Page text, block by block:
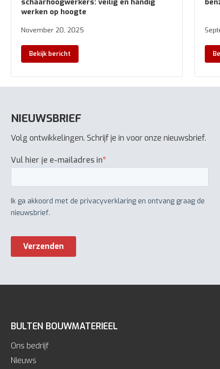
werken op hoogte
November 20, 2025
Bekijk bericht
NIEUWSBRIEF
Volg ontwikkelingen. Schrijf je in voor onze nieuwsbrief.
BULTEN BOUWMATERIEEL
Ons bedrijf
Nieuws